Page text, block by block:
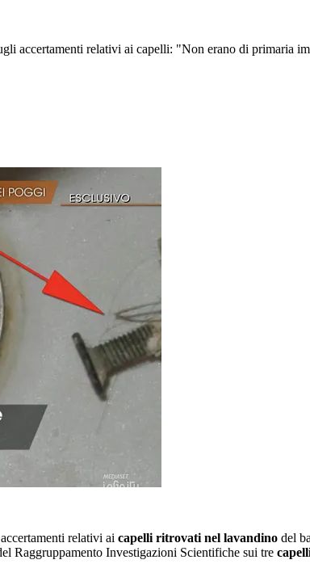
accertamenti relativi ai capelli: "Non erano di primaria
relativi ai capelli ritrovati nel lavandino del
Raggruppamento Investigazioni Scientifiche sui tre